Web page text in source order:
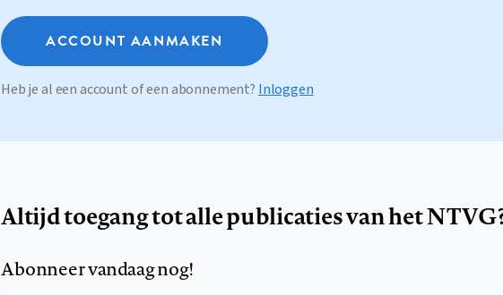
ACCOUNT AANMAKEN
Heb je al een account of een abonnement? Inloggen
Altijd toegang tot alle publicaties van het
Abonneer vandaag nog!